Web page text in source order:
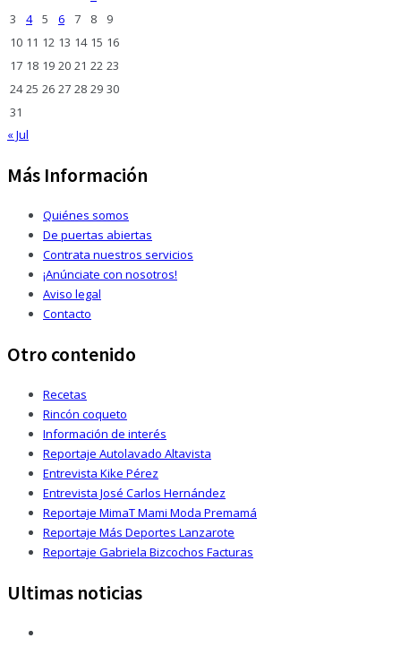
3
4 5 6 7 8
9
10 11 12 13 14 15 16
17 18 19 20 21 22 23
24 25 26 27 28 29 30
31
« Jul
Más Información
Quiénes somos
De puertas abiertas
Contrata nuestros servicios
¡Anúnciate con nosotros!
Aviso legal
Contacto
Otro contenido
Recetas
Rincón coqueto
Información de interés
Reportaje Autolavado Altavista
Entrevista Kike Pérez
Entrevista José Carlos Hernández
Reportaje MimaT Mami Moda Premamá
Reportaje Más Deportes Lanzarote
Reportaje Gabriela Bizcochos Facturas
Ultimas noticias